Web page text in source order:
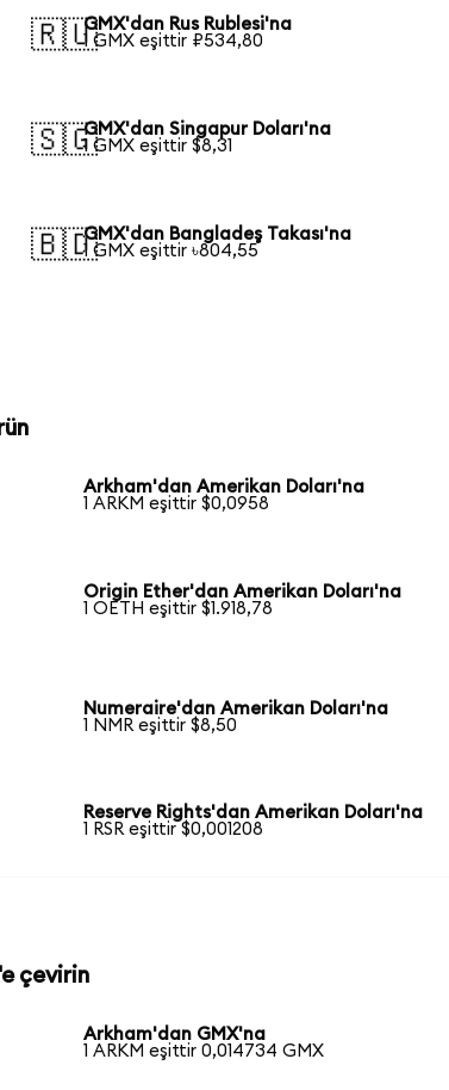
🇷🇺GMX'dan Rus Rublesi'na
1 GMX eşittir ₽534,80
🇸🇬GMX'dan Singapur Doları'na
1 GMX eşittir $8,31
🇧🇩GMX'dan Bangladeş Takası'na
1 GMX eşittir ৳804,55
Arkham'dan Amerikan Doları'na
1 ARKM eşittir $0,0958
Origin Ether'dan Amerikan Doları'na
1 OETH eşittir $1.918,78
Numeraire'dan Amerikan Doları'na
1 NMR eşittir $8,50
Reserve Rights'dan Amerikan Doları'na
1 RSR eşittir $0,001208
çevirin
Arkham'dan GMX'na
1 ARKM eşittir 0,014734 GMX